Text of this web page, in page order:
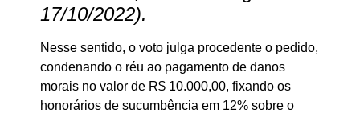
17/10/2022).
Nesse sentido, o voto julga procedente o pedido,
condenando o réu ao pagamento de danos
morais no valor de R$ 10.000,00, fixando os
honorários de sucumbência em 12% sobre o